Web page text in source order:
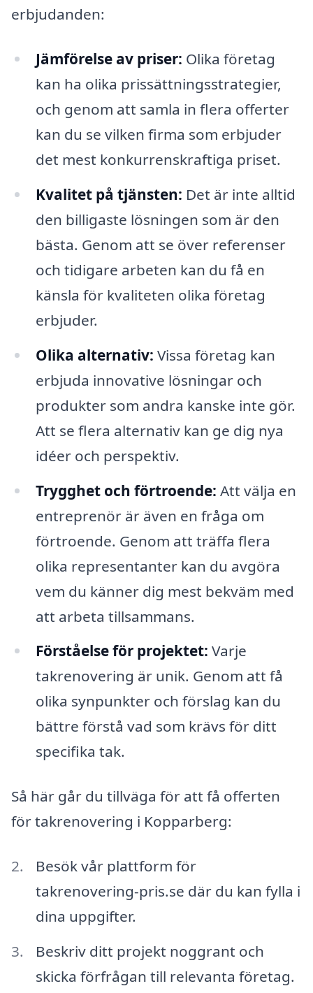
erbjudanden:
Jämförelse av priser: Olika företag
kan ha olika prissättningsstrategier,
och genom att samla in flera offerter
kan du se vilken firma som erbjuder
det mest konkurrenskraftiga priset.
Kvalitet på tjänsten: Det är inte alltid
den billigaste lösningen som är den
bästa. Genom att se över referenser
och tidigare arbeten kan du få en
känsla för kvaliteten olika företag
erbjuder.
Olika alternativ: Vissa företag kan
erbjuda innovative lösningar och
produkter som andra kanske inte gör.
Att se flera alternativ kan ge dig nya
idéer och perspektiv.
Trygghet och förtroende: Att välja en
entreprenör är även en fråga om
förtroende. Genom att träffa flera
olika representanter kan du avgöra
vem du känner dig mest bekväm med
att arbeta tillsammans.
Förståelse för projektet: Varje
takrenovering är unik. Genom att få
olika synpunkter och förslag kan du
bättre förstå vad som krävs för ditt
specifika tak.
Så här går du tillväga för att få offerten
för takrenovering i Kopparberg:
Besök vår plattform för
takrenovering-pris.se där du kan fylla i
dina uppgifter.
Beskriv ditt projekt noggrant och
skicka förfrågan till relevanta företag.